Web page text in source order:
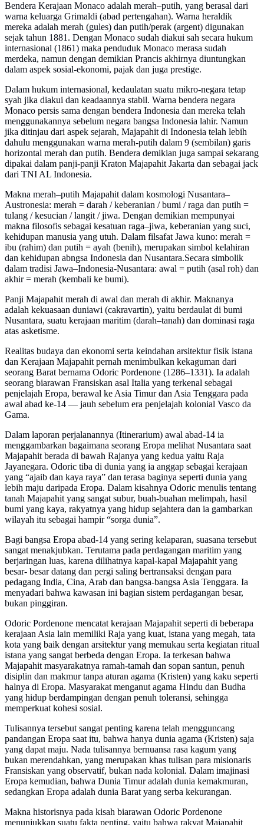
Bendera Kerajaan Monaco adalah merah–putih, yang berasal dari
warna keluarga Grimaldi (abad pertengahan). Warna heraldik
mereka adalah merah (gules) dan putih/perak (argent) digunakan
sejak tahun 1881. Dengan Monaco sudah diakui sah secara hukum
internasional (1861) maka penduduk Monaco merasa sudah
merdeka, namun dengan demikian Prancis akhirnya diuntungkan
dalam aspek sosial-ekonomi, pajak dan juga prestige.
Dalam hukum internasional, kedaulatan suatu mikro-negara tetap
syah jika diakui dan keadaannya stabil. Warna bendera negara
Monaco persis sama dengan bendera Indonesia dan mereka telah
menggunakannya sebelum negara bangsa Indonesia lahir. Namun
jika ditinjau dari aspek sejarah, Majapahit di Indonesia telah lebih
dahulu menggunakan warna merah-putih dalam 9 (sembilan) garis
horizontal merah dan putih. Bendera demikian juga sampai sekarang
dipakai dalam panji-panji Kraton Majapahit Jakarta dan sebagai jack
dari TNI AL Indonesia.
Makna merah–putih Majapahit dalam kosmologi Nusantara–
Austronesia: merah = darah / keberanian / bumi / raga dan putih =
tulang / kesucian / langit / jiwa. Dengan demikian mempunyai
makna filosofis sebagai kesatuan raga–jiwa, keberanian yang suci,
kehidupan manusia yang utuh. Dalam filsafat Jawa kuno: merah =
ibu (rahim) dan putih = ayah (benih), merupakan simbol kelahiran
dan kehidupan abngsa Indonesia dan Nusantara.Secara simbolik
dalam tradisi Jawa–Indonesia-Nusantara: awal = putih (asal roh) dan
akhir = merah (kembali ke bumi).
Panji Majapahit merah di awal dan merah di akhir. Maknanya
adalah kekuasaan duniawi (cakravartin), yaitu berdaulat di bumi
Nusantara, suatu kerajaan maritim (darah–tanah) dan dominasi raga
atas asketisme.
Realitas budaya dan ekonomi serta keindahan arsitektur fisik istana
dan Kerajaan Majapahit pernah menimbulkan kekaguman dari
seorang Barat bernama Odoric Pordenone (1286–1331). Ia adalah
seorang biarawan Fransiskan asal Italia yang terkenal sebagai
penjelajah Eropa, berawal ke Asia Timur dan Asia Tenggara pada
awal abad ke-14 — jauh sebelum era penjelajah kolonial Vasco da
Gama.
Dalam laporan perjalanannya (Itinerarium) awal abad-14 ia
menggambarkan bagaimana seorang Eropa melihat Nusantara saat
Majapahit berada di bawah Rajanya yang kedua yaitu Raja
Jayanegara. Odoric tiba di dunia yang ia anggap sebagai kerajaan
yang “ajaib dan kaya raya” dan terasa baginya seperti dunia yang
lebih maju daripada Eropa. Dalam kisahnya Odoric menulis tentang
tanah Majapahit yang sangat subur, buah-buahan melimpah, hasil
bumi yang kaya, rakyatnya yang hidup sejahtera dan ia gambarkan
wilayah itu sebagai hampir “sorga dunia”.
Bagi bangsa Eropa abad-14 yang sering kelaparan, suasana tersebut
sangat menakjubkan. Terutama pada perdagangan maritim yang
berjaringan luas, karena dilihatnya kapal-kapal Majapahit yang
besar- besar datang dan pergi saling bertransaksi dengan para
pedagang India, Cina, Arab dan bangsa-bangsa Asia Tenggara. Ia
menyadari bahwa kawasan ini bagian sistem perdagangan besar,
bukan pinggiran.
Odoric Pordenone mencatat kerajaan Majapahit seperti di beberapa
kerajaan Asia lain memiliki Raja yang kuat, istana yang megah, tata
kota yang baik dengan arsitektur yang memukau serta kegiatan ritual
istana yang sangat berbeda dengan Eropa. Ia terkesan bahwa
Majapahit masyarakatnya ramah-tamah dan sopan santun, penuh
disiplin dan makmur tanpa aturan agama (Kristen) yang kaku seperti
halnya di Eropa. Masyarakat menganut agama Hindu dan Budha
yang hidup berdampingan dengan penuh toleransi, sehingga
memperkuat kohesi sosial.
Tulisannya tersebut sangat penting karena telah mengguncang
pandangan Eropa saat itu, bahwa hanya dunia agama (Kristen) saja
yang dapat maju. Nada tulisannya bernuansa rasa kagum yang
bukan merendahkan, yang merupakan khas tulisan para misionaris
Fransiskan yang observatif, bukan nada kolonial. Dalam imajinasi
Eropa kemudian, bahwa Dunia Timur adalah dunia kemakmuran,
sedangkan Eropa adalah dunia Barat yang serba kekurangan.
Makna historisnya pada kisah biarawan Odoric Pordenone
menunjukkan suatu fakta penting, yaitu bahwa rakyat Majapahit